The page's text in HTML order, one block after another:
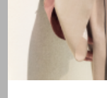
SERVIÇOS
SOBRE A GENTE